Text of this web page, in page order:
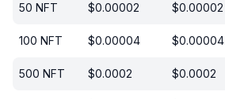
50 NFT $0.00002 $0.00002
100 NFT $0.00004 $0.00004
500 NFT $0.0002 $0.0002